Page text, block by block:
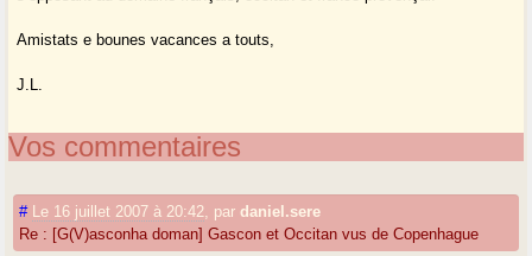
Amistats e bounes vacances a touts,
J.L.
Vos commentaires
# Le 16 juillet 2007 à 20:42 pardaniel.sere
Re : [G(V)asconha doman] Gascon et Occitan vus de Copenhague